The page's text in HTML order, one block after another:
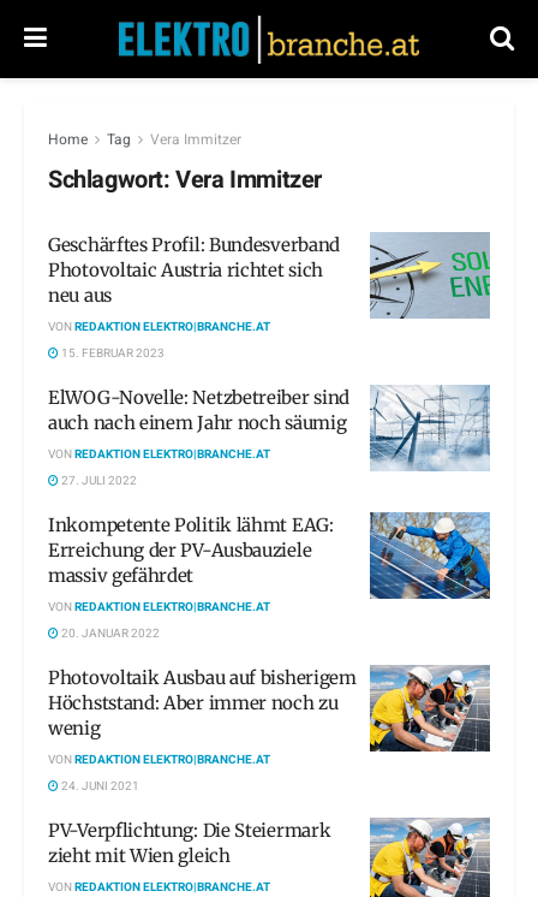
Home Tag Vera Immitzer
Schlagwort:Vera Immitzer
Geschärftes Profil: Bundesverband
Photovoltaic Austria richtet sich
neu aus
VONREDAKTION ELEKTRO|BRANCHE.AT
15. FEBRUAR 2023
ElWOG-Novelle: Netzbetreiber sind
auch nach einem Jahr noch säumig
VONREDAKTION ELEKTRO|BRANCHE.AT
27. JULI 2022
Inkompetente Politik lähmt EAG:
Erreichung der PV-Ausbauziele
massiv gefährdet
VONREDAKTION ELEKTRO|BRANCHE.AT
20. JANUAR 2022
Photovoltaik Ausbau auf bisherigem
Höchststand: Aber immer noch zu
wenig
VONREDAKTION ELEKTRO|BRANCHE.AT
24. JUNI 2021
PV-Verpflichtung: Die Steiermark
zieht mit Wien gleich
VONREDAKTION ELEKTRO|BRANCHE.AT